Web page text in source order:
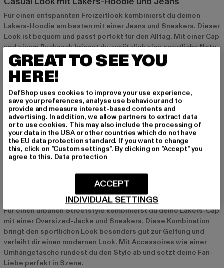
Für einen entspannten Freizeitlook kombinierst du deinen
Lakers-Hoodie am besten mit einer Jeans und Sneakers. Dieser
Look ist bequem und passt perfekt für den Alltag. Mit einer Cap
und einem Rucksack bringst du zusätzlich eine sportliche Note
in dein Outfit und zeigst deinen Teamgeist auf coole Weise.
Sportlicher Style mit Lakers-T-Shirt und
Jogginghose
Ein sportlicher Look gelingt dir, wenn du das Lakers-T-Shirt mit
einer Jogginghose und Sneakers kombinierst. Dieser Style ist
ideal für Freizeitaktivitäten und bringt deine Leidenschaft für
dein Team perfekt zur Geltung. Besonders gut passen die
sportlichen Designs von Nike und Jordan.
Urban Streetstyle mit Lakers-Cap und Oversized-
Für einen urbanen Streetstyle kombinierst du deine Lakers-Cap
mit einer Oversized-Jacke und Sneakers. Diese Kombination
bringt den sportlichen Look besonders gut zur Geltung und
verleiht dir einen modernen Look. Mit Accessoires wie einer
Umhängetasche rundest du den Style ab und setzt deine Fan-
Liebe perfekt in Szene.
GREAT TO SEE YOU
HERE!
DefShop uses cookies to improve your use experience,
save your preferences, analyse use behaviour and to
provide and measure interest-based contents and
advertising. In addition, we allow partners to extract data
or to use cookies. This may also include the processing of
your data in the USA or other countries which do not have
the EU data protection standard. If you want to change
this, click on "Custom settings". By clicking on "Accept" you
agree to this. Data protection
INDIVIDUAL SETTINGS
ACCEPT